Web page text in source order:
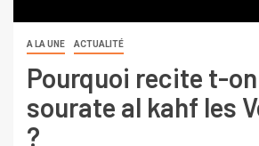
A LA UNE ACTUALITÉ
Pourquoi recite t-
sourate al kahf les
?